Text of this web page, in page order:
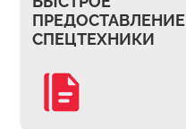
ПРЕДОСТАВЛЕНИЕ
СПЕЦТЕХНИКИ